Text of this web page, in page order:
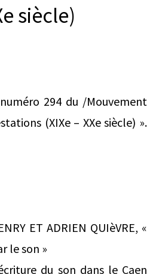
siècle)
294 du /Mouvement
(XIXe – XXe siècle) ».
ET ADRIEN QUIèVRE, «
le son »
du son dans le Caen